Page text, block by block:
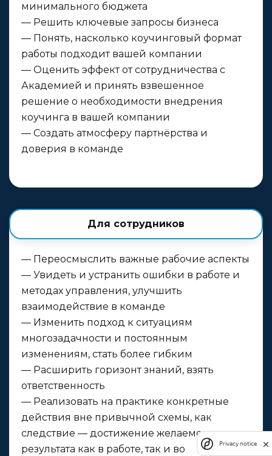
минимального бюджета
— Решить ключевые запросы бизнеса
— Понять, насколько коучинговый формат
работы подходит вашей компании
— Оценить эффект от сотрудничества с
Академией и принять взвешенное
решение о необходимости внедрения
коучинга в вашей компании
— Создать атмосферу партнёрства и
доверия в команде
Для сотрудников
— Переосмыслить важные рабочие аспекты
— Увидеть и устранить ошибки в работе и
методах управления, улучшить
взаимодействие в команде
— Изменить подход к ситуациям
многозадачности и постоянным
изменениям, стать более гибким
— Расширить горизонт знаний, взять
ответственность
— Реализовать на практике конкретные
действия вне привычной схемы, как
следствие — достижение желаемого
результата как в работе, так и во
Privacy notice